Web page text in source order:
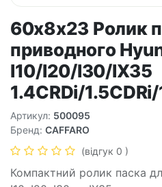
60x8x23 Ролик
приводного
I10/I20/I30/IX35
1.4CRDi/1.5CDRi/
Артикул: 500095
Бренд: CAFFARO
(відгук 0 )
Компактний ролик паска